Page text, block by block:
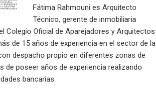
Fátima Rahmouni es Arquitecto
Técnico, gerente de inmobiliaria
Colegio Oficial de Aparejadores y Arquitectos
de 15 años de experiencia en el sector de la
despacho propio en diferentes zonas de
de poseer años de experiencia realizando
bancarias.